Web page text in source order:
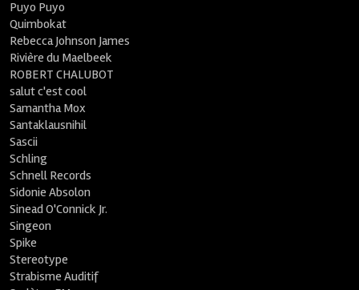
Puyo Puyo
Quimbokat
Rebecca Johnson James
Rivière du Maelbeek
ROBERT CHALUBOT
salut c'est cool
Samantha Mox
Santaklausnihil
Sascii
Schling
Schnell Records
Sidonie Absolon
Sinead O'Connick Jr.
Singeon
Spike
Stereotype
Strabisme Auditif